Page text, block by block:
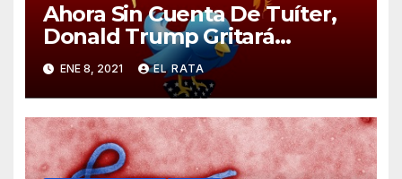
Ahora Sin Cuenta De Tuíter,
Donald Trump Gritará
Barrabasadas Desde Una
Tumbacocos
ENE 8, 2021 EL RATA